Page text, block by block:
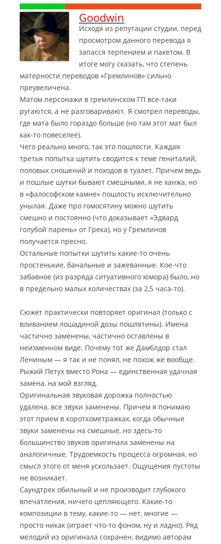
Goodwin
Исходя из репутации студии, перед
просмотром данного перевода я
запасся терпением и пакетом. В
итоге могу сказать, что степень
матерности переводов «Гремлинов» сильно
преувеличена.
Матом персонажи в гремлинском ГП все-таки
ругаются, а не разговаривают. Я смотрел переводы,
где мата было гораздо больше (но там этот мат был
как-то повеселее).
Чего реально много, так это пошлости. Каждая
третья попытка шутить сводится к теме гениталий,
половых сношений и походов в туалет. Причем ведь
и пошлые шутки бывают смешными, я не ханжа, но
в «фалософском камне» пошлость исключительно
унылая. Даже про гомосятину можно шутить
смешно и постоянно (что доказывает «Эдвард
голубой парень» от Грека), но у Гремлинов
получается пресно.
Остальные попытки шутить какие-то очень
простенькие, банальные и зажеванные. Кое-что
забавное (из разряда ситуативного юмора) было, но
в предельно малых количествах (за 2,5 часа-то).
Сюжет практически повторяет оригинал (только с
вливанием лошадиной дозы пошлятины). Имена
частично заменены, частично оставлены в
неизменном виде. Почему тот же Дамблдор стал
Лениным — я так и не понял, не похож же вообще.
Рыжий Петух вместо Рона — единственная удачная
замена, на мой взгляд.
Оригинальная звуковая дорожка полностью
удалена, все звуки заменены. Причем я понимаю
этот прием в короткометражках, когда обычные
звуки заменены на смешные, но здесь-то
большинство звуков оригинала заменены на
аналогичные. Трудоемкость процесса огромная, но
смысл этого от меня ускользает. Ощущения пустоты
не возникает.
Саундтрек обильный и не производит глубокого
впечатления, ничего цепляющего. Какие-то
композиции в тему, какие-то — нет, многие —
просто никак (играет что-то фоном, ну и ладно). Ряд
мелодий из оригинала сохранен, видимо авторам